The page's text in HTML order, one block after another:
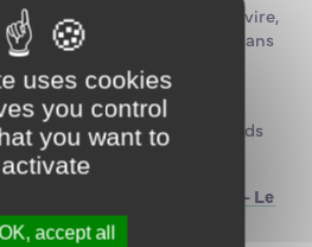
pensé comme un navire,
dans son organisation que dans
Documentaire et de la
ainsi qu’une animation fonds
documentaliste.
de la Mer et des Littoraux – Le
uses cookies
you control
you want to
activate
accept all